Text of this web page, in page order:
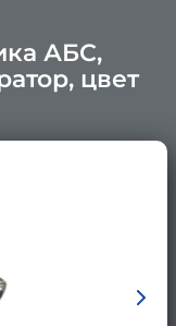
АБС,
цвет